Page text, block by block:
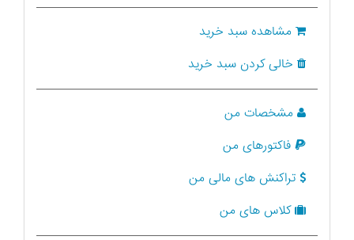
مشاهده سبد خرید
خالی کردن سبد خرید
مشخصات من
فاکتورهای من
تراکنش های مالی من
کلاس های من